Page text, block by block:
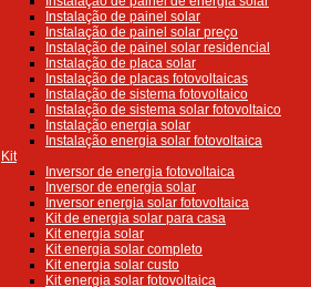
Instalação de painel solar
Instalação de painel solar preço
Instalação de painel solar residencial
Instalação de placa solar
Instalação de placas fotovoltaicas
Instalação de sistema fotovoltaico
Instalação de sistema solar fotovoltaico
Instalação energia solar
Instalação energia solar fotovoltaica
Kit
Inversor de energia fotovoltaica
Inversor de energia solar
Inversor energia solar fotovoltaica
Kit de energia solar para casa
Kit energia solar
Kit energia solar completo
Kit energia solar custo
Kit energia solar fotovoltaica